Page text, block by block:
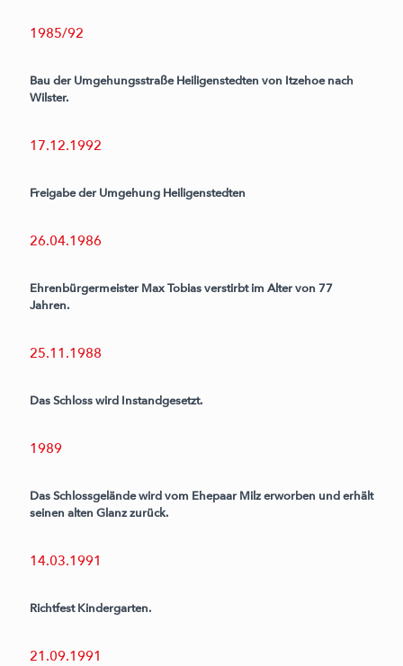
1985/92
Bau der Umgehungsstraße Heiligenstedten von Itzehoe nach
Wilster.
17.12.1992
Freigabe der Umgehung Heiligenstedten
26.04.1986
Ehrenbürgermeister Max Tobias verstirbt im Alter von 77
Jahren.
25.11.1988
Das Schloss wird Instandgesetzt.
1989
Das Schlossgelände wird vom Ehepaar Milz erworben und erhält
seinen alten Glanz zurück.
14.03.1991
Richtfest Kindergarten.
21.09.1991